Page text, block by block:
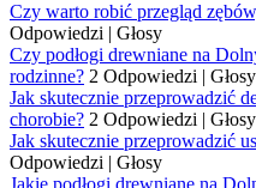
Czy warto robić przegląd
Odpowiedzi | Głosy
Czy podłogi drewniane na
rodzinne? 2 Odpowiedzi | Głosy
Jak skutecznie przeprowadzić
chorobie? 2 Odpowiedzi | Głosy
Jak skutecznie przeprowadzić
Odpowiedzi | Głosy